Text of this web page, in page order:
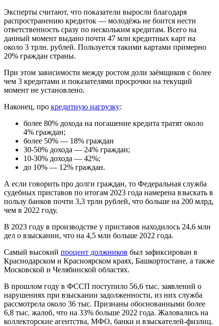
Эксперты считают, что показатели выросли благодаря
распространению кредиток — молодёжь не боится нести
ответственность сразу по нескольким кредитам. Всего на
данный момент выдано почти 47 млн кредитных карт на
около 3 трлн. рублей. Пользуется такими картами примерно
20% граждан страны.
При этом зависимости между ростом доли заёмщиков с более
чем 3 кредитами и показателями просрочки на текущий
момент не установлено.
Наконец, про кредитную нагрузку:
более 80% дохода на погашение кредита тратят около
4% граждан;
более 50% — 18% граждан
30-50% дохода — 24% граждан;
10-30% дохода — 42%;
до 10% — 12% граждан.
А если говорить про долги граждан, то Федеральная служба
судебных приставов по итогам 2023 года намерена взыскать в
пользу банков почти 3,3 трлн рублей, что больше на 200 млрд,
чем в 2022 году.
В 2023 году в производстве у приставов находилось 24,6 млн
дел о взыскании, что на 4,5 млн больше 2022 года.
Самый высокий процент должников был зафиксирован в
Краснодарском и Красноярском краях, Башкортостане, а также
Московской и Челябинской областях.
В прошлом году в ФССП поступило 56,6 тыс. заявлений о
нарушениях при взыскании задолженности, из них служба
рассмотрела около 36 тыс. Признаны обоснованными более
6,8 тыс. жалоб, что на 33% больше 2022 года. Жаловались на
коллекторские агентства, МФО, банки и взыскателей-физлиц.